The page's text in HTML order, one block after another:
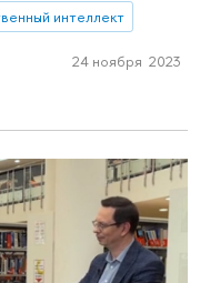
интеллект
24 ноября 2023